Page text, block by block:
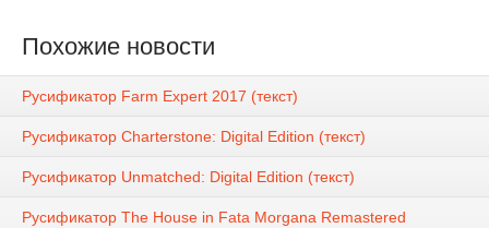
Похожие новости
Русификатор Farm Expert 2017 (текст)
Русификатор Charterstone: Digital Edition (текст)
Русификатор Unmatched: Digital Edition (текст)
Русификатор The House in Fata Morgana Remastered